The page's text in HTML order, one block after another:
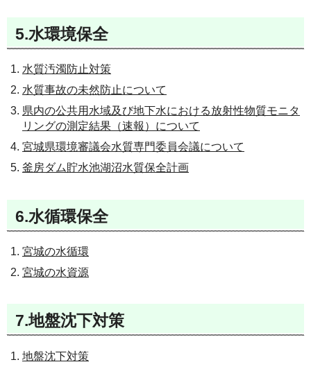
5.水環境保全
水質汚濁防止対策
水質事故の未然防止について
県内の公共用水域及び地下水における放射性物質モニタ
リングの測定結果（速報）について
宮城県環境審議会水質専門委員会議について
釜房ダム貯水池湖沼水質保全計画
6.水循環保全
宮城の水循環
宮城の水資源
7.地盤沈下対策
地盤沈下対策